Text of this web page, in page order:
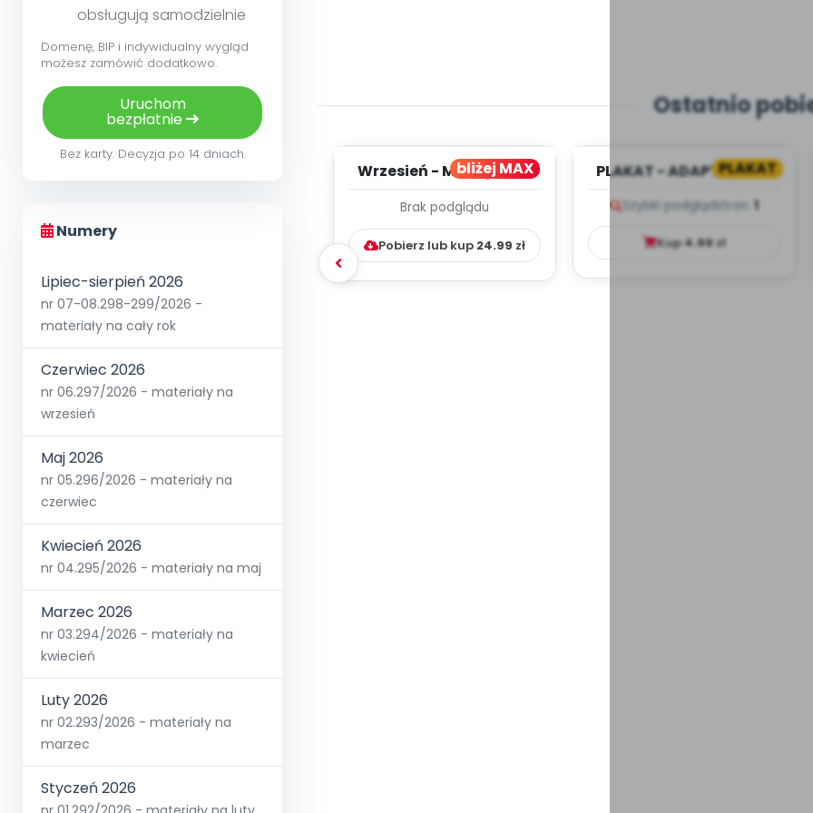
obsługują samodzielnie
Domenę, BIP i indywidualny wygląd
możesz zamówić dodatkowo.
Uruchom
bezpłatnie
Bez karty. Decyzja po 14 dniach.
Numery
Lipiec-sierpień 2026
nr 07-08.298-299/2026 -
materiały na cały rok
Czerwiec 2026
nr 06.297/2026 - materiały na
wrzesień
Maj 2026
nr 05.296/2026 - materiały na
czerwiec
Kwiecień 2026
nr 04.295/2026 - materiały na maj
Marzec 2026
nr 03.294/2026 - materiały na
kwiecień
Luty 2026
nr 02.293/2026 - materiały na
marzec
Styczeń 2026
Ostatnio
bliżej MAX
Wrzesień - MIESIĘCZNY
WYCHOWAWCZO –
DYDAKTYC...
Brak podglądu
Pobierz lub kup 24.99 zł
PLAKAT
PLAKAT - ADAPTACJA -
Szybki podgląd stron: 1
Kup4.99zł